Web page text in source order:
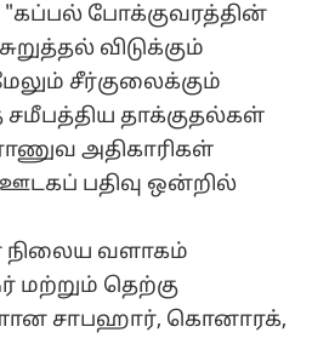
"கப்பல் போக்குவரத்தின்
விடுக்கும்
சீர்குலைக்கும்
தாக்குதல்கள்
அதிகாரிகள்
பதிவு ஒன்றில்
நிலைய வளாகம்
மற்றும் தெற்கு
சாபஹார், கொனாரக்,